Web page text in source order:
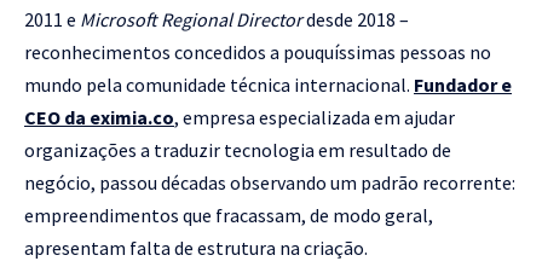
2011 e Microsoft Regional Directordesde 2018 –
reconhecimentos concedidos a pouquíssimas pessoas no
mundo pela comunidade técnica internacional. Fundador e
CEO da eximia.co, empresa especializada em ajudar
organizações a traduzir tecnologia em resultado de
negócio, passou décadas observando um padrão recorrente:
empreendimentos que fracassam, de modo geral,
apresentam falta de estrutura na criação.